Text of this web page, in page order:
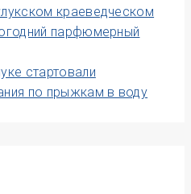
краеведческом
парфюмерный
стартовали
по прыжкам в воду